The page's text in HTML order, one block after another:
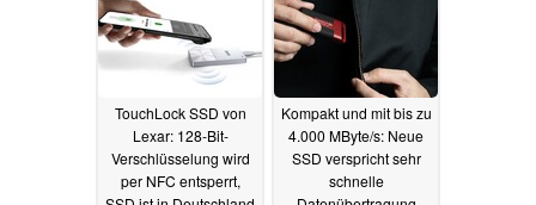
TouchLock SSD von
Lexar: 128-Bit-
Verschlüsselung wird
per NFC entsperrt,
Kompakt und mit bis zu
4.000 MByte/s: Neue
SSD verspricht sehr
schnelle